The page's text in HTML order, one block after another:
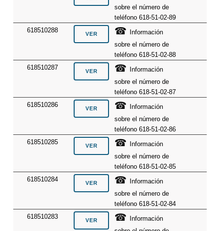
sobre el número de
teléfono 618-51-02-89
618510288
☎
Información
sobre el número de
teléfono 618-51-02-88
618510287
☎
Información
sobre el número de
teléfono 618-51-02-87
618510286
☎
Información
sobre el número de
teléfono 618-51-02-86
618510285
☎
Información
sobre el número de
teléfono 618-51-02-85
618510284
☎
Información
sobre el número de
teléfono 618-51-02-84
618510283
☎
Información